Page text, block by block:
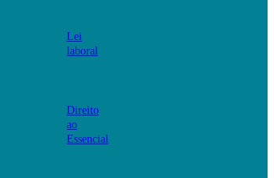
Lei
laboral
Direito
ao
Essencial